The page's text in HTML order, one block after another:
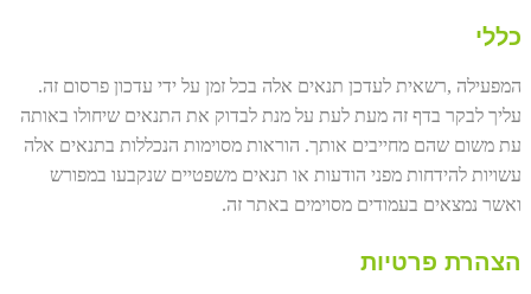
כללי
המפעילה ,רשאית לעדכן תנאים אלה בכל זמן על ידי עדכון פרסום זה.
עליך לבקר בדף זה מעת לעת על מנת לבדוק את התנאים שיחולו באותה
עת משום שהם מחייבים אותך. הוראות מסוימות הנכללות בתנאים אלה
עשויות להידחות מפני הודעות או תנאים משפטיים שנקבעו במפורש
ואשר נמצאים בעמודים מסוימים באתר זה.
הצהרת פרטיות